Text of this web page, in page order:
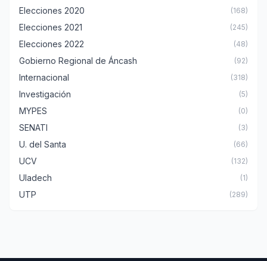
Elecciones 2020 (168)
Elecciones 2021 (245)
Elecciones 2022 (48)
Gobierno Regional de Áncash (92)
Internacional (318)
Investigación (5)
MYPES (0)
SENATI (3)
U. del Santa (66)
UCV (132)
Uladech (1)
UTP (289)